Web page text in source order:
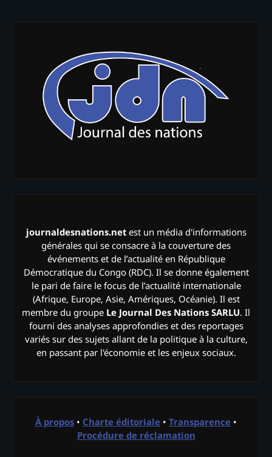
journaldesnations.netest un média d'informations
générales qui se consacre à la couverture des
événements et de l’actualité en République
Démocratique du Congo (RDC). Il se donne également
le pari de faire le focus de l’actualité internationale
(Afrique, Europe, Asie, Amériques, Océanie). Il est
membre du groupe Le Journal Des Nations SARLU. Il
fourni des analyses approfondies et des reportages
variés sur des sujets allant de la politique à la culture,
en passant par l'économie et les enjeux sociaux.
À propos • Charte éditoriale • Transparence •
Procédure de réclamation